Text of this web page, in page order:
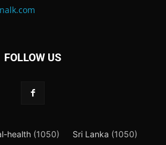
FOLLOW US
health (1050) Sri Lanka (1050)